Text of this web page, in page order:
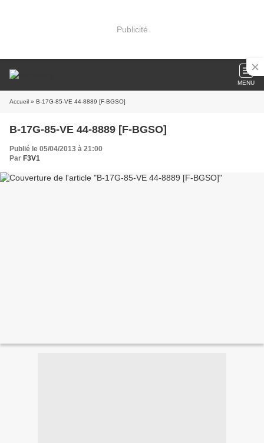
Publicité
MENU
Accueil » B-17G-85-VE 44-8889 [F-BGSO]
B-17G-85-VE 44-8889 [F-BGSO]
Publié le 05/04/2013 à 21:00
Par F3V1